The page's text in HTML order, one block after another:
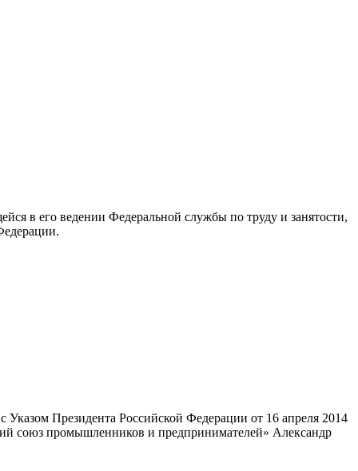
в его ведении Федеральной службы по труду и занятости,
Президента Российской Федерации от 16 апреля 2014
союз промышленников и предпринимателей» Александр